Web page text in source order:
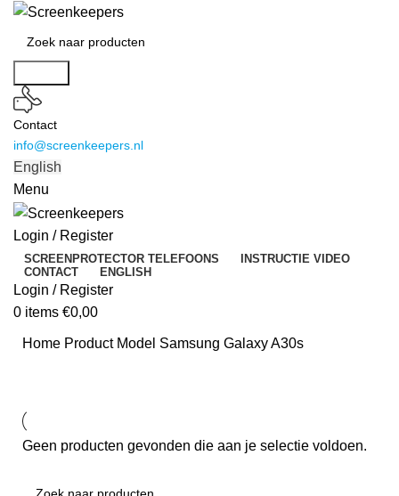
Contact
info@screenkeepers.nl
English
Menu
Login / Register
SCREENPROTECTOR TELEFOONS
INSTRUCTIE VIDEO
CONTACT
ENGLISH
Login / Register
0 items €0,00
Home Product Model Samsung Galaxy A30s
Geen producten gevonden die aan je selectie voldoen.